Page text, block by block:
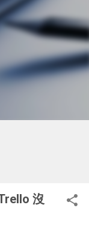
沒